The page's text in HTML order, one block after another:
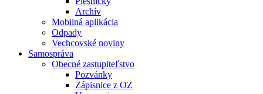
Archív
Mobilná aplikácia
Odpady
Vechcovské noviny
Samospráva
Obecné zastupiteľstvo
Pozvánky
Zápisnice z OZ